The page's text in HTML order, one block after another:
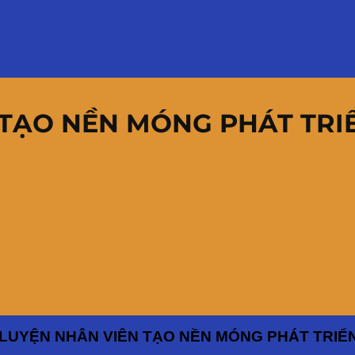
NỀN MÓNG PHÁT
NHÂN VIÊN TẠO NỀN MÓNG PHÁT